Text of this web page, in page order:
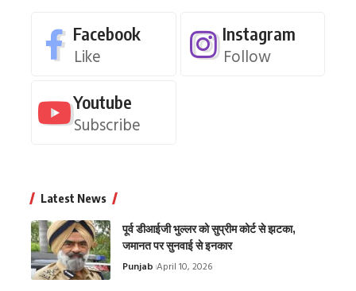
Facebook
Like
Instagram
Follow
Youtube
Subscribe
Latest News
पूर्व डीआईजी भुल्लर को सुप्रीम कोर्ट से झटका,
जमानत पर सुनवाई से इनकार
Punjab April 10, 2026